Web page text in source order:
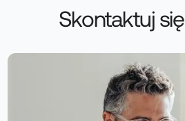
Skontaktuj się